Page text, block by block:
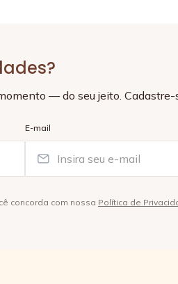
— do seu jeito. Cadastre-
E-mail
concorda com nossa Política de